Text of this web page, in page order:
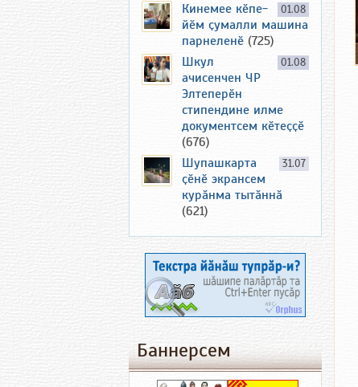
01.08
Кинемее кӗпе-
йӗм ҫумалли машина
парнеленӗ (725)
01.08
Шкул
ачисенчен ЧР
Элтеперӗн
стипендине илме
документсем кӗтеҫҫӗ
(676)
31.07
Шупашкарта
ҫӗнӗ экрансем
курӑнма тытӑннӑ
(621)
Баннерсем